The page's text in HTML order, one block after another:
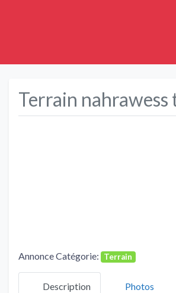
Terrain nahrawess
Annonce Catégorie: Terrain
Description Photos